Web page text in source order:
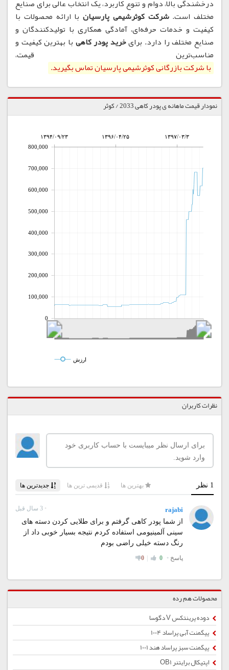
درخشندگی بالا، دوام و تنوع کاربرد، یک انتخاب عالی برای صنایع
مختلف است.شرکت کوثرشیمی پارسیان با ارائه محصولات با
کیفیت و خدمات حرفه‌ای، آمادگی همکاری با تولیدکنندگان و
صنایع مختلف را دارد. برایخرید پودر کاهی با بهترین کیفیت و
مناسب‌ترین قیمت،
با شرکت بازرگانی کوثرشیمی پارسیان تماس بگیرید.
نمودار قیمت ماهانه ی پودر کاهی 2033 / کوثر
۱۳۹۴/۰۹/۲۳ ۱۳۹۶/۰۴/۲۵ ۱۳۹۷/۰۳/۳
0
100,000
200,000
300,000
400,000
500,000
600,000
700,000
800,000
ارزش
نظرات کاربران
محصولات هم رده
دوده پرینتکس V دگوسا
پیگمنت آبی پراساد 1004
پیگمنت سبز پراساد هند 1001
اپتیکال برایتنر OB1